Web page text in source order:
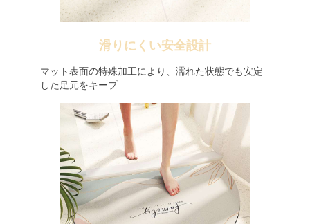
滑りにくい安全設計
マット表面の特殊加工により、濡れた状態でも安定
した足元をキープ